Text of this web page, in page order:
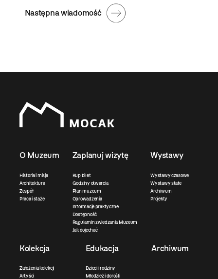
Następna wiadomość
O Muzeum
Historia i misja
Architektura
Zespół
Praca i staże
Zaplanuj wizytę
Kup bilet
Godziny otwarcia
Plan muzeum
Oprowadzenia
Informacje praktyczne
Dostępność
Regulamin zwiedzania Muzeum
Jak dojechać
Wystawy
Wystawy czasowe
Wystawy stałe
Archiwum
Projekty
Kolekcja
Założenia kolekcji
Artyści
Edukacja
Dzieci i rodziny
Młodzież i dorośli
Archiwum